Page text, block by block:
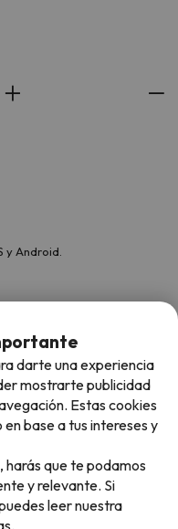
y Android.
darte una experiencia
mostrarte publicidad
Estas cookies
base a tus intereses y
que te podamos
y relevante. Si
leer nuestra